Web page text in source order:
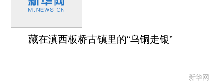
藏在滇西板桥古镇里的“乌铜走银”
新华网